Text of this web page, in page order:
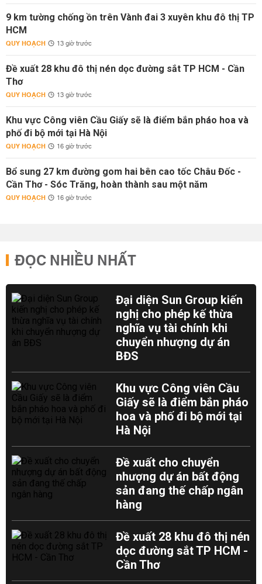
9 km tường chống ồn trên Vành đai 3 xuyên khu đô thị TP
HCM
QUY HOẠCH 13 giờ trước
Đề xuất 28 khu đô thị nén dọc đường sắt TP HCM - Cần
Thơ
QUY HOẠCH 13 giờ trước
Khu vực Công viên Cầu Giấy sẽ là điểm bắn pháo hoa và
phố đi bộ mới tại Hà Nội
QUY HOẠCH 16 giờ trước
Bổ sung 27 km đường gom hai bên cao tốc Châu Đốc -
Cần Thơ - Sóc Trăng, hoàn thành sau một năm
QUY HOẠCH 16 giờ trước
ĐỌC NHIỀU NHẤT
Đại diện Sun Group kiến
nghị cho phép kế thừa
nghĩa vụ tài chính khi
chuyển nhượng dự án
BĐS
Khu vực Công viên Cầu
Giấy sẽ là điểm bắn pháo
hoa và phố đi bộ mới tại
Hà Nội
Đề xuất cho chuyển
nhượng dự án bất động
sản đang thế chấp ngân
hàng
Đề xuất 28 khu đô thị nén
dọc đường sắt TP HCM -
Cần Thơ